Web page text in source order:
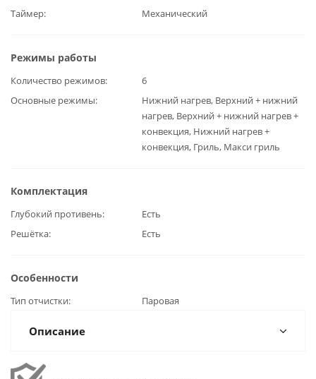
Таймер Механический
Режимы работы
Количество режимов
6
Основные режимы
Нижний нагрев, Верхний + нижний
нагрев, Верхний + нижний нагрев +
конвекция, Нижний нагрев +
конвекция, Гриль, Макси гриль
Комплектация
Глубокий противень
Есть
Решётка
Есть
Особенности
Тип отчистки Паровая
Описание